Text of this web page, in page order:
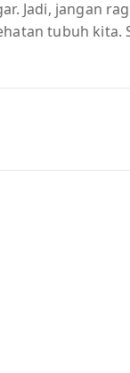
Jadi, jangan
tubuh kita.